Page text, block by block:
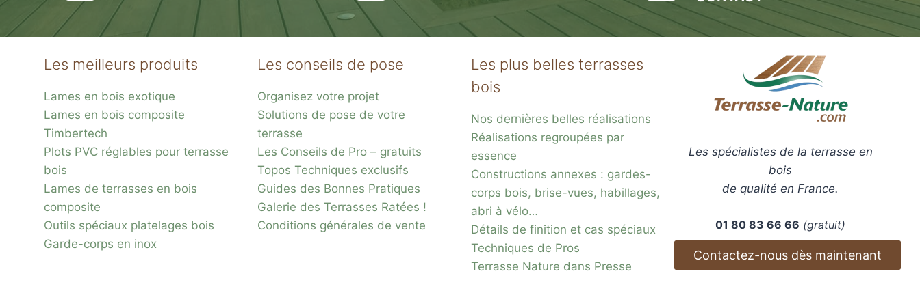
Plots réglables
incombustibles en acier
Les meilleurs produits
Lames en bois exotique
Lames en bois composite
Timbertech
Plots PVC réglables pour terrasse
bois
Lames de terrasses en bois
composite
Outils spéciaux platelages bois
Garde-corps en inox
Les conseils de pose
Organisez votre projet
Solutions de pose de votre
terrasse
Les Conseils de Pro – gratuits
Topos Techniques exclusifs
Guides des Bonnes Pratiques
Galerie des Terrasses Ratées !
Conditions générales de vente
Les plus belles terrasses
bois
Nos dernières belles réalisations
Réalisations regroupées par
essence
Constructions annexes : gardes-
corps bois, brise-vues, habillages,
abri à vélo…
Détails de finition et cas spéciaux
Techniques de Pros
Terrasse Nature dans Presse
Les spécialistes de la terrasse en
bois
de qualité en France.
01 80 83 66 66 (gratuit)
Contactez-nous dès maintenant